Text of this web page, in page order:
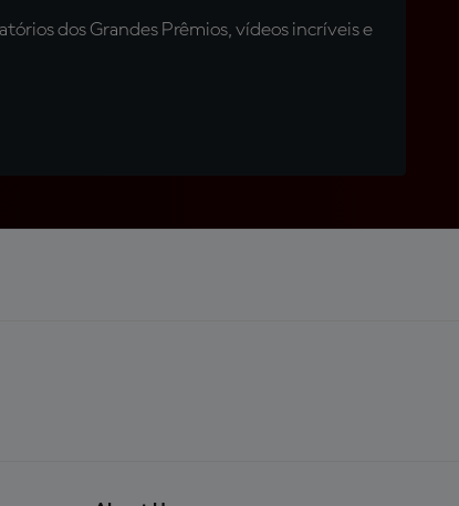
dos Grandes Prêmios, vídeos incríveis e